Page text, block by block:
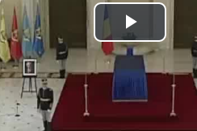
Play
Video